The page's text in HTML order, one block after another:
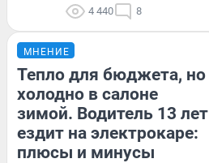
4 440 8
МНЕНИЕ
Тепло для бюджета, но
холодно в салоне
зимой. Водитель 13 лет
ездит на электрокаре:
плюсы и минусы